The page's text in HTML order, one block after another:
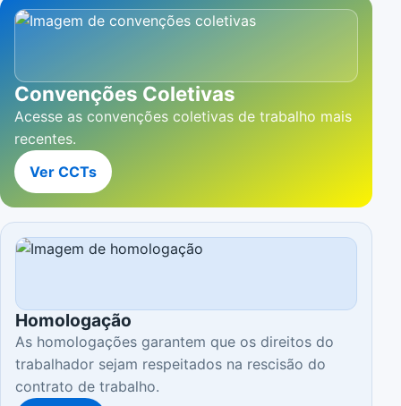
Convenções Coletivas
Acesse as convenções coletivas de trabalho mais
recentes.
Ver CCTs
Homologação
As homologações garantem que os direitos do
trabalhador sejam respeitados na rescisão do
contrato de trabalho.